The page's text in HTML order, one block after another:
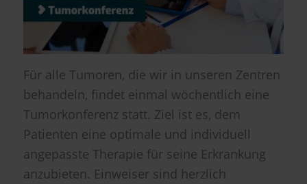
Für alle Tumoren, die wir in unseren Zentren
behandeln, findet einmal wöchentlich eine
Tumorkonferenz statt. Ziel ist es, dem
Patienten eine optimale und individuell
angepasste Therapie für seine Erkrankung
anzubieten. Einweiser sind herzlich